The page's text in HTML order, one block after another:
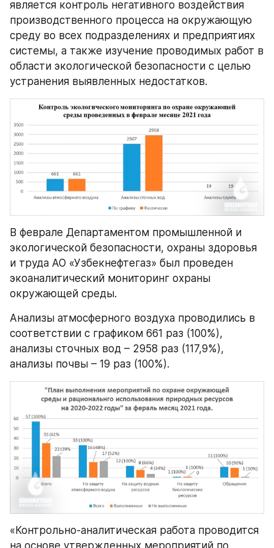
является контроль негативного воздействия
производственного процесса на окружающую
среду во всех подразделениях и предприятиях
системы, а также изучение проводимых работ в
области экологической безопасности с целью
устранения выявленных недостатков.
В феврале Департаментом промышленной и
экологической безопасности, охраны здоровья
и труда АО «Узбекнефтегаз» был проведен
экоаналитический мониторинг охраны
окружающей среды.
Анализы атмосферного воздуха проводились в
соответствии с графиком 661 раз (100%),
анализы сточных вод – 2958 раз (117,9%),
анализы почвы – 19 раз (100%).
«Контрольно-аналитическая работа проводится
на основе утвержденных мероприятий по